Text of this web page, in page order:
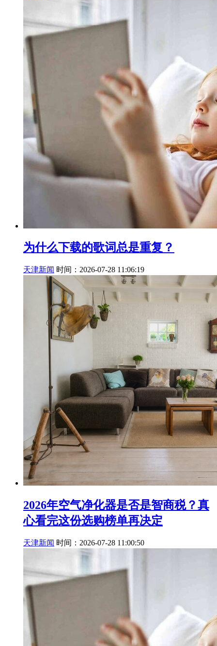
为什么下载的歌词总是重复？
天津新闻 时间：2026-07-28 11:06:19
2026年空气净化器是否是智商税？真
心看完这份选购榜单再决定
天津新闻 时间：2026-07-28 11:00:50